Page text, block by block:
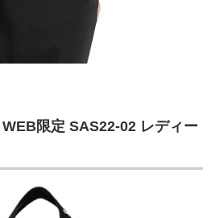
限定 SAS22-02 レディー